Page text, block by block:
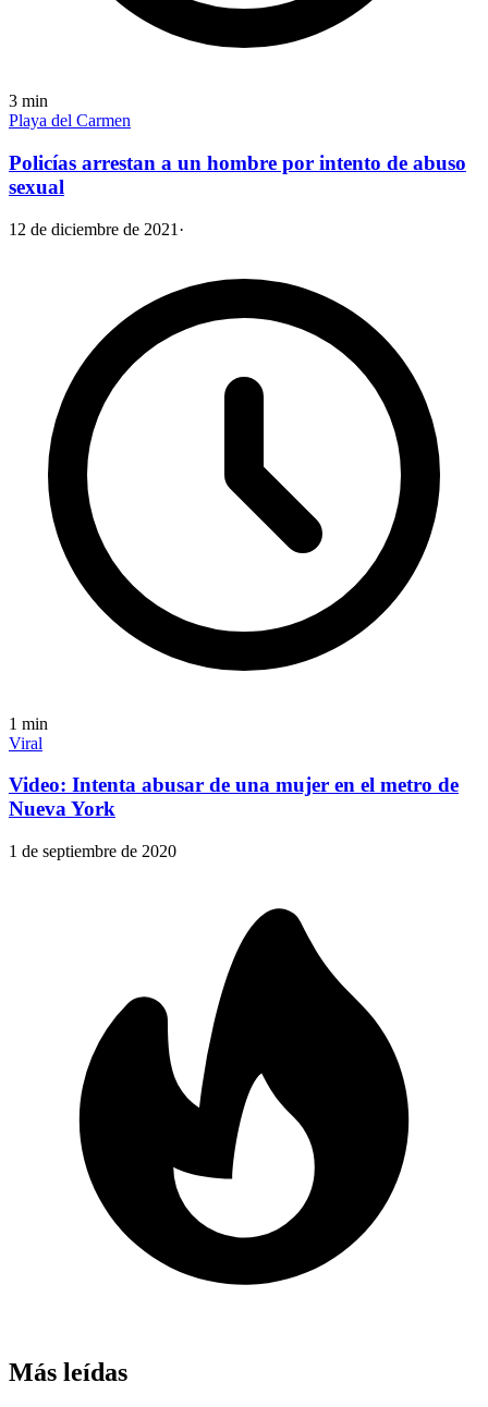
3 min
Playa del Carmen
Policías arrestan a un hombre por intento de abuso
sexual
12 de diciembre de 2021 ·
1 min
Viral
Video: Intenta abusar de una mujer en el metro de
Nueva York
1 de septiembre de 2020
Más leídas